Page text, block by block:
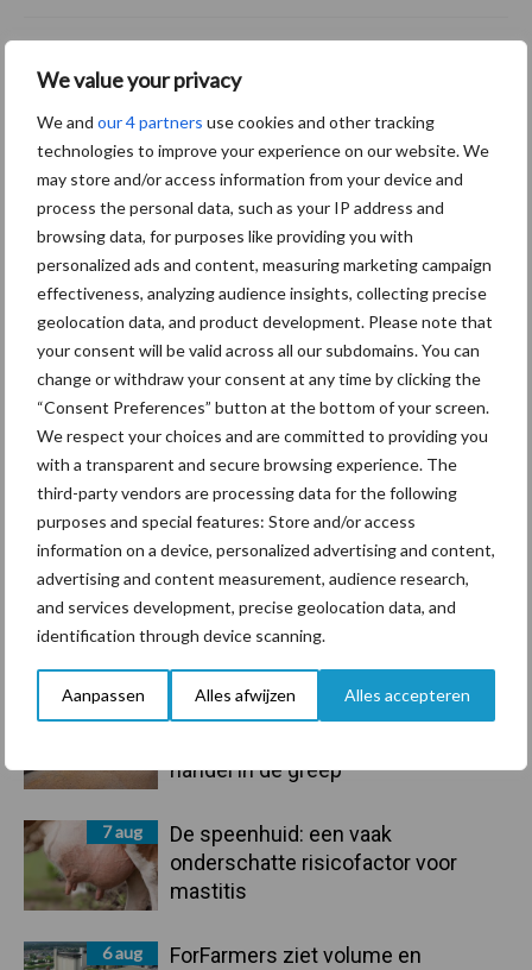
We value your privacy
We and our 4 partners use cookies and other tracking
technologies to improve your experience on our website. We
may store and/or access information from your device and
process the personal data, such as your IP address and
browsing data, for purposes like providing you with
personalized ads and content, measuring marketing campaign
effectiveness, analyzing audience insights, collecting precise
geolocation data, and product development. Please note that
your consent will be valid across all our subdomains. You can
change or withdraw your consent at any time by clicking the
“Consent Preferences” button at the bottom of your screen.
We respect your choices and are committed to providing you
with a transparent and secure browsing experience. The
third-party vendors are processing data for the following
purposes and special features: Store and/or access
information on a device, personalized advertising and content,
advertising and content measurement, audience research,
and services development, precise geolocation data, and
identification through device scanning.
Aanpassen Alles afwijzen Alles accepteren
Primaire
Sidebar
Recent nieuws Partner nieuws
Grondstoffenmarkt blijft grillig:
handel in de greep
7 aug
De speenhuid: een vaak
onderschatte risicofactor voor
mastitis
6 aug
ForFarmers ziet volume en
marktaandeel groeien in
markt
Diergezondheid Bemesting Fokkerij
Mastitis Hittestress
Toon meer